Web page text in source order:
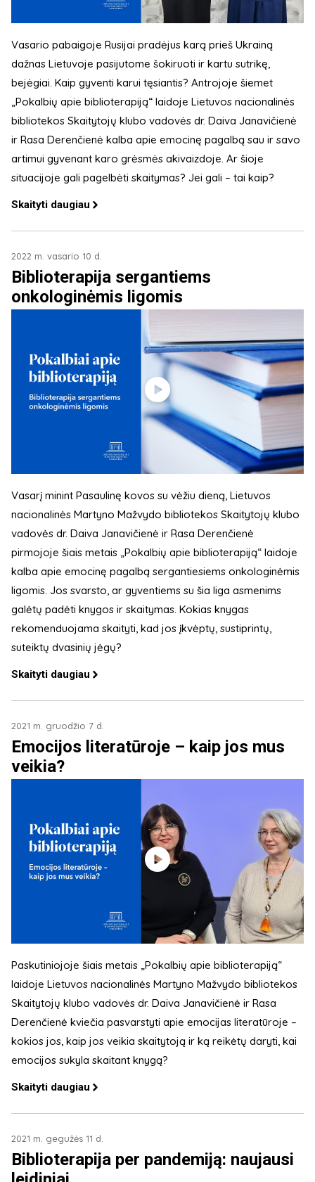
Vasario pabaigoje Rusijai pradėjus karą prieš Ukrainą
dažnas Lietuvoje pasijutome šokiruoti ir kartu sutrikę,
bejėgiai. Kaip gyventi karui tęsiantis? Antrojoje šiemet
„Pokalbių apie biblioterapiją“ laidoje Lietuvos nacionalinės
bibliotekos Skaitytojų klubo vadovės dr. Daiva Janavičienė
ir Rasa Derenčienė kalba apie emocinę pagalbą sau ir savo
artimui gyvenant karo grėsmės akivaizdoje. Ar šioje
situacijoje gali pagelbėti skaitymas? Jei gali – tai kaip?
Skaityti daugiau
2022 m. vasario 10 d.
Biblioterapija sergantiems
onkologinėmis ligomis
Vasarį minint Pasaulinę kovos su vėžiu dieną, Lietuvos
nacionalinės Martyno Mažvydo bibliotekos Skaitytojų klubo
vadovės dr. Daiva Janavičienė ir Rasa Derenčienė
pirmojoje šiais metais „Pokalbių apie biblioterapiją“ laidoje
kalba apie emocinę pagalbą sergantiesiems onkologinėmis
ligomis. Jos svarsto, ar gyventiems su šia liga asmenims
galėtų padėti knygos ir skaitymas. Kokias knygas
rekomenduojama skaityti, kad jos įkvėptų, sustiprintų,
suteiktų dvasinių jėgų?
Skaityti daugiau
2021 m. gruodžio 7 d.
Emocijos literatūroje – kaip jos mus
veikia?
Paskutiniojoje šiais metais „Pokalbių apie biblioterapiją“
laidoje Lietuvos nacionalinės Martyno Mažvydo bibliotekos
Skaitytojų klubo vadovės dr. Daiva Janavičienė ir Rasa
Derenčienė kviečia pasvarstyti apie emocijas literatūroje –
kokios jos, kaip jos veikia skaitytoją ir ką reikėtų daryti, kai
emocijos sukyla skaitant knygą?
Skaityti daugiau
2021 m. gegužės 11 d.
Biblioterapija per pandemiją: naujausi